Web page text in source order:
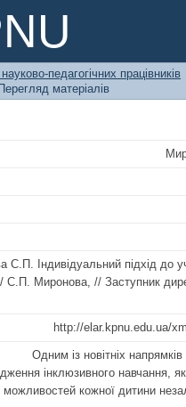
до учнів в
педагогічних працівників
Перегляд матеріалів
С.П. Індивідуальний підхід до
/ С.П. Миронова, // Заступник
http://elar.kpnu.edu.ua/
Одним із новітніх
інклюзивного навчання,
можливостей кожної дитини